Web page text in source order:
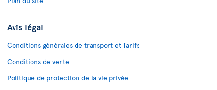
Avis légal
Conditions générales de transport et Tarifs
Conditions de vente
Politique de protection de la vie privée